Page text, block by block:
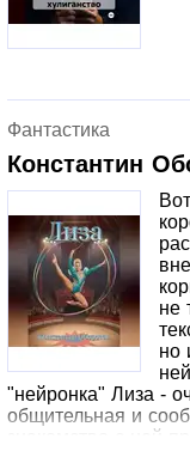
Фантастика
Константин
не
но
"нейронка" Лиза -
общительная и
знакомство с ней